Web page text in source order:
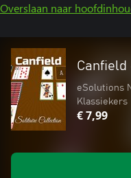
Overslaan naar
eSolutions
Klassiekers
€ 7,99